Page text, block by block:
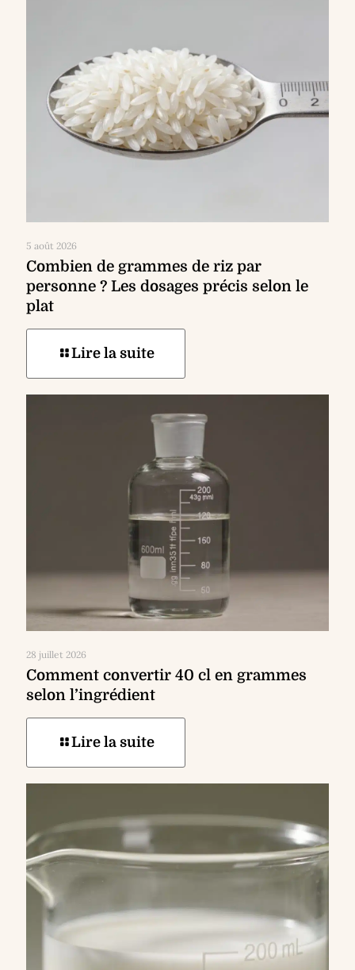
5 août 2026
Combien de grammes de riz par
personne ? Les dosages précis selon le
plat
Lire la suite
28 juillet 2026
Comment convertir 40 cl en grammes
selon l’ingrédient
Lire la suite